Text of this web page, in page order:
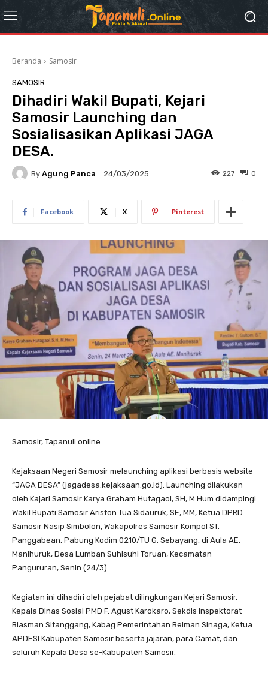
Beranda Samosir
SAMOSIR
Dihadiri Wakil Bupati, Kejari
Samosir Launching dan
Sosialisasikan Aplikasi JAGA
DESA.
By Agung Panca 24/03/2025 0
227
Facebook X Pinterest
Samosir, Tapanuli.online
Kejaksaan Negeri Samosir melaunching aplikasi berbasis website
“JAGA DESA” (jagadesa.kejaksaan.go.id). Launching dilakukan
oleh Kajari Samosir Karya Graham Hutagaol, SH, M.Hum didampingi
Wakil Bupati Samosir Ariston Tua Sidauruk, SE, MM, Ketua DPRD
Samosir Nasip Simbolon, Wakapolres Samosir Kompol ST.
Panggabean, Pabung Kodim 0210/TU G. Sebayang, di Aula AE.
Manihuruk, Desa Lumban Suhisuhi Toruan, Kecamatan
Pangururan, Senin (24/3).
Kegiatan ini dihadiri oleh pejabat dilingkungan Kejari Samosir,
Kepala Dinas Sosial PMD F. Agust Karokaro, Sekdis Inspektorat
Blasman Sitanggang, Kabag Pemerintahan Belman Sinaga, Ketua
APDESI Kabupaten Samosir beserta jajaran, para Camat, dan
seluruh Kepala Desa se-Kabupaten Samosir.